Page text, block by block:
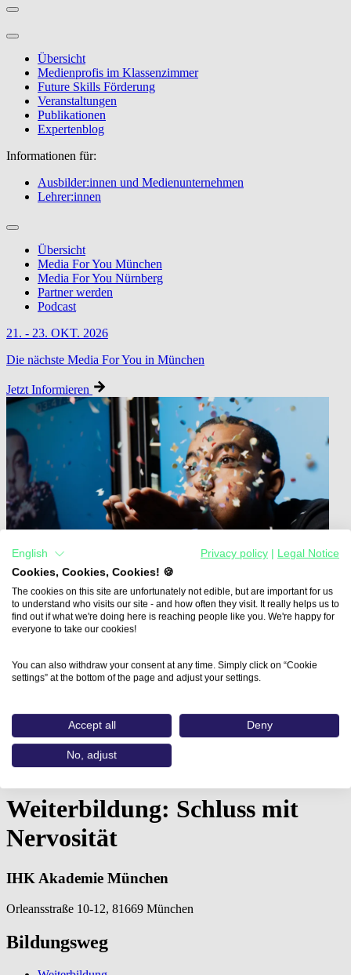
Übersicht
Medienprofis im Klassenzimmer
Future Skills Förderung
Veranstaltungen
Publikationen
Expertenblog
Informationen für:
Ausbilder:innen und Medienunternehmen
Lehrer:innen
Übersicht
Media For You München
Media For You Nürnberg
Partner werden
Podcast
21. - 23. OKT. 2026
Die nächste Media For You in München
Jetzt Informieren
Home
Aus- und Weiterbildungen
Weiterbildung: Schluss mit Nervosität…
Weiterbildung: Schluss mit
Nervosität
IHK Akademie München
Orleansstraße 10-12, 81669 München
Bildungsweg
English Privacy policy
Legal Notice
Cookies, Cookies, Cookies! 🍪
The cookies on this site are unfortunately not edible, but are important for us
to understand who visits our site - and how often they visit. It really helps us to
find out if what we're doing here is reaching people like you. We're happy for
everyone to take our cookies!
You can also withdraw your consent at any time. Simply click on “Cookie
settings” at the bottom of the page and adjust your settings.
Accept all Deny
No, adjust